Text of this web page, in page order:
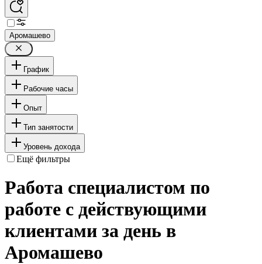
Аромашево
График
Рабочие часы
Опыт
Тип занятости
Уровень дохода
Ещё фильтры
Работа специалистом по
работе с действующими
клиентами за день в
Аромашево